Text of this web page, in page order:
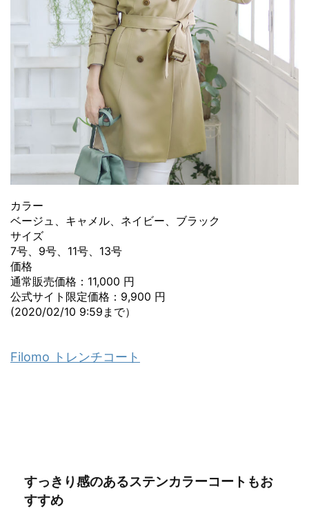
カラー
ベージュ、キャメル、ネイビー、ブラック
サイズ
7号、9号、11号、13号
価格
通常販売価格：11,000 円
公式サイト限定価格：9,900 円
(2020/02/10 9:59まで）
Filomo トレンチコート
すっきり感のあるステンカラーコートもお
すすめ